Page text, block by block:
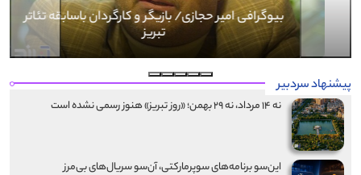
بیوگرافی کرار نماری
پیشنهاد سردبیر
نه ۱۴ مرداد، نه ۲۹ بهمن؛ «روز تبریز» هنوز رسمی نشده است
این‌سو برنامه‌های سوپرمارکتی، آن‌سو سریال‌های بی‌مرز